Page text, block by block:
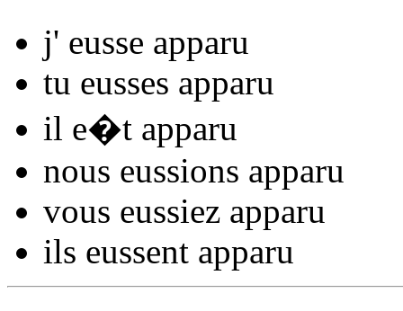
j' eusse apparu
tu eusses apparu
il e�t apparu
nous eussions apparu
vous eussiez apparu
ils eussent apparu